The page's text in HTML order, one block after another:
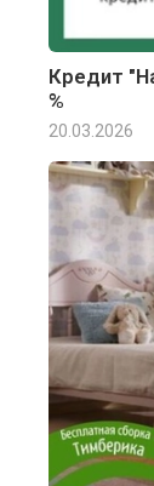
Кредит
%
20.03.2026